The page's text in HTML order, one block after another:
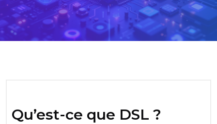
Qu’est-ce que DSL ?